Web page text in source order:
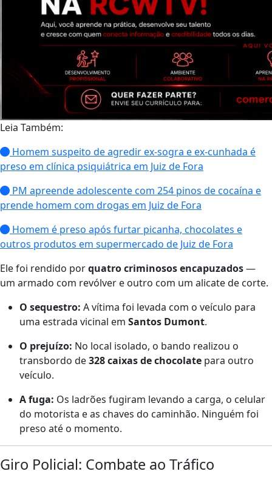
Leia Também:
Homem suspeito de agredir ex-sogra e ex-cunhada é
preso em clínica psiquiátrica em Juiz de Fora
PM apreende adolescente com 254 pinos de cocaína e
prende homem com drogas em Juiz de Fora
Homem é preso após furtar picanha, chocolates e
outros produtos em supermercado de Juiz de Fora
Ele foi rendido porquatro criminosos encapuzados—
um armado com revólver e outro com um alicate de corte.
O sequestro: A vítima foi levada com o veículo para
uma estrada vicinal em Santos Dumont.
O prejuízo: No local isolado, o bando realizou o
transbordo de328 caixas de chocolate para outro
veículo.
A fuga: Os ladrões fugiram levando a carga, o celular
do motorista e as chaves do caminhão. Ninguém foi
preso até o momento.
Giro Policial: Combate ao Tráfico